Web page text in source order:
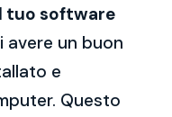
tuo software
avere un buon
e
Questo